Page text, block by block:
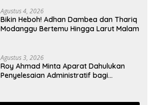
Agustus 4, 2026
Bikin Heboh! Adhan Dambea dan Thariq
Modanggu Bertemu Hingga Larut Malam
Agustus 3, 2026
Roy Ahmad Minta Aparat Dahulukan
Penyelesaian Administratif bagi